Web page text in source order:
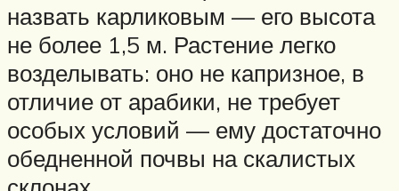
назвать карликовым — его высота
не более 1,5 м. Растение легко
возделывать: оно не капризное, в
отличие от арабики, не требует
особых условий — ему достаточно
обедненной почвы на скалистых